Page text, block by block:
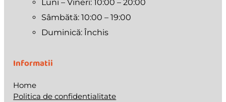
Luni – Vineri: 10:00 – 20:00
Sâmbătă: 10:00 – 19:00
Duminică: Închis
Informatii
Home
Politica de confidentialitate